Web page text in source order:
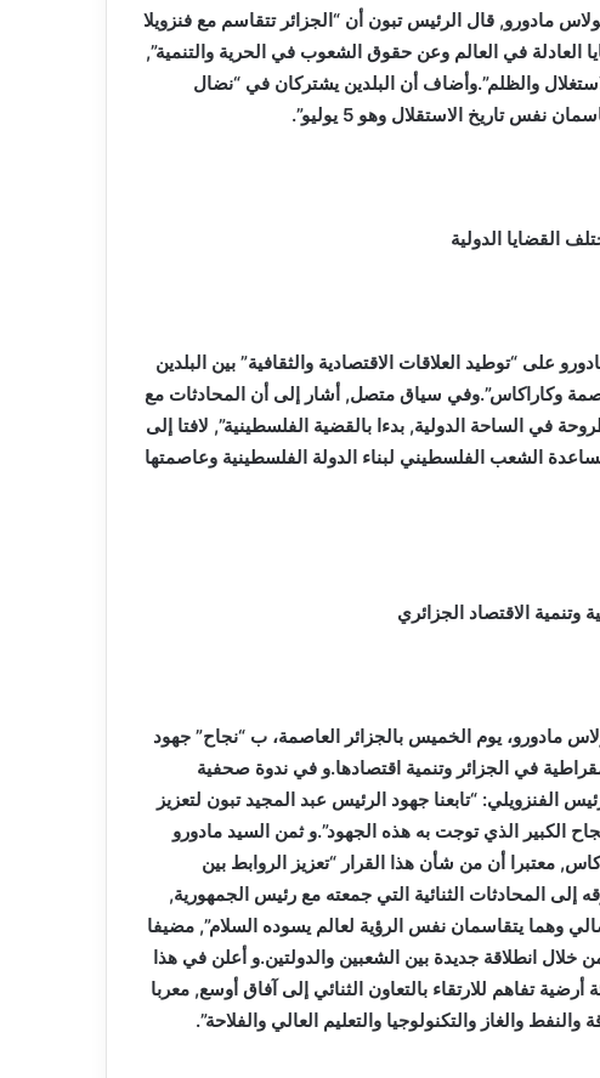
مادورو, قال الرئيس تبون أن “الجزائر تتقاسم مع فنزويلا
العادلة في العالم وعن حقوق الشعوب في الحرية والتنمية”,
والظلم”.وأضاف أن البلدين يشتركان في “نضال
تاريخ الاستقلال وهو 5 يوليو”.
القضايا الدولية
على “توطيد العلاقات الاقتصادية والثقافية” بين البلدين
وكاراكاس”.وفي سياق متصل, أشار إلى أن المحادثات مع
في الساحة الدولية, بدءا بالقضية الفلسطينية”, لافتا إلى
الشعب الفلسطيني لبناء الدولة الفلسطينية وعاصمتها
وتنمية الاقتصاد الجزائري
مادورو، يوم الخميس بالجزائر العاصمة، ب “نجاح” جهود
في الجزائر وتنمية اقتصادها.و في ندوة صحفية
الفنزويلي: “تابعنا جهود الرئيس عبد المجيد تبون لتعزيز
الكبير الذي توجت به هذه الجهود”.و ثمن السيد مادورو
معتبرا أن من شأن هذا القرار “تعزيز الروابط بين
إلى المحادثات الثنائية التي جمعته مع رئيس الجمهورية,
وهما يتقاسمان نفس الرؤية لعالم يسوده السلام”, مضيفا
من خلال انطلاقة جديدة بين الشعبين والدولتين.و أعلن في هذا
أرضية تفاهم للارتقاء بالتعاون الثنائي إلى آفاق أوسع, معربا
والغاز والتكنولوجيا والتعليم العالي والفلاحة”.